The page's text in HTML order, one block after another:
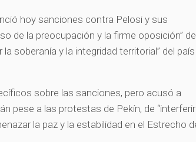
hoy sanciones contra Pelosi y sus
de la preocupación y la firme oposición” de
soberanía y la integridad territorial” del país
sobre las sanciones, pero acusó a
pese a las protestas de Pekín, de “interferir
la paz y la estabilidad en el Estrecho